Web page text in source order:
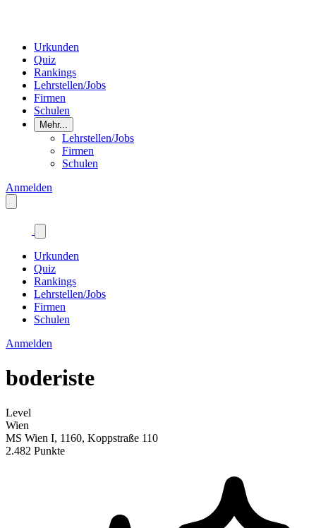
Urkunden
Quiz
Rankings
Lehrstellen/Jobs
Firmen
Schulen
Mehr...
Lehrstellen/Jobs
Firmen
Schulen
Anmelden
Urkunden
Quiz
Rankings
Lehrstellen/Jobs
Firmen
Schulen
Anmelden
boderiste
Level
Wien
MS Wien I, 1160, Koppstraße 110
2.482 Punkte